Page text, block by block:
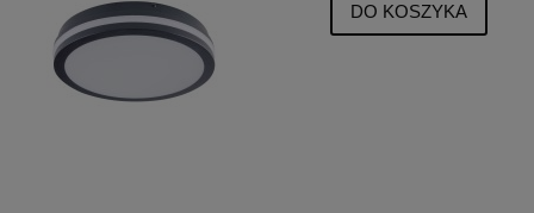
DO KOSZYKA